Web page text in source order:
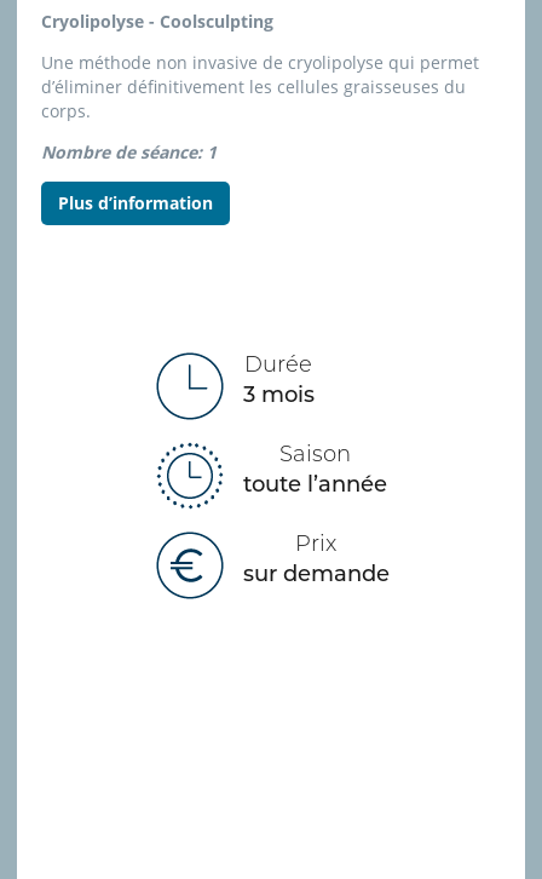
Durée
3 mois
Saison
toute l’année
Prix
sur demande
Cryolipolyse - Coolsculpting
Une méthode non invasive de cryolipolyse qui permet
d’éliminer définitivement les cellules graisseuses du
corps.
Nombre de séance: 1
Plus d’information